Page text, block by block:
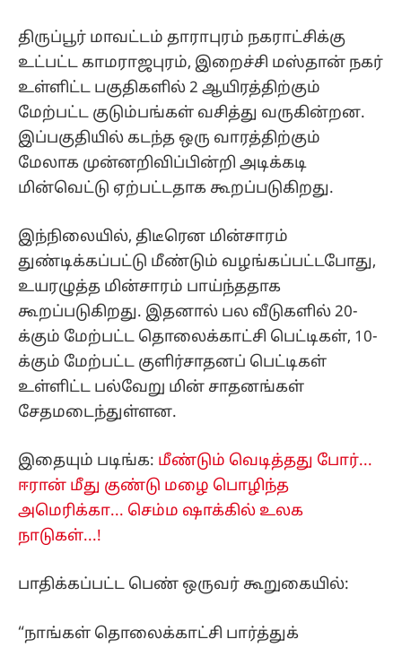
திருப்பூர் மாவட்டம் தாராபுரம் நகராட்சிக்கு
உட்பட்ட காமராஜபுரம், இறைச்சி மஸ்தான் நகர்
உள்ளிட்ட பகுதிகளில் 2 ஆயிரத்திற்கும்
மேற்பட்ட குடும்பங்கள் வசித்து வருகின்றன.
இப்பகுதியில் கடந்த ஒரு வாரத்திற்கும்
மேலாக முன்னறிவிப்பின்றி அடிக்கடி
மின்வெட்டு ஏற்பட்டதாக கூறப்படுகிறது.
இந்நிலையில், திடீரென மின்சாரம்
துண்டிக்கப்பட்டு மீண்டும் வழங்கப்பட்டபோது,
உயரழுத்த மின்சாரம் பாய்ந்ததாக
கூறப்படுகிறது. இதனால் பல வீடுகளில் 20-
க்கும் மேற்பட்ட தொலைக்காட்சி பெட்டிகள், 10-
க்கும் மேற்பட்ட குளிர்சாதனப் பெட்டிகள்
உள்ளிட்ட பல்வேறு மின் சாதனங்கள்
சேதமடைந்துள்ளன.
இதையும் படிங்க: மீண்டும் வெடித்தது போர்...
ஈரான் மீது குண்டு மழை பொழிந்த
அமெரிக்கா... செம்ம ஷாக்கில் உலக
நாடுகள்...!
பாதிக்கப்பட்ட பெண் ஒருவர் கூறுகையில்:
“நாங்கள் தொலைக்காட்சி பார்த்துக்